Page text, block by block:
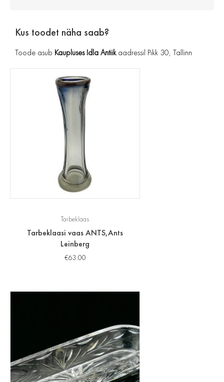
Kus toodet näha saab?
Toode asub Kaupluses Idla Antiikaadressil Pikk 30, Tallinn
Tarbeklaas
Tarbeklaasi vaas ANTS,Ants
Leinberg
€63.00